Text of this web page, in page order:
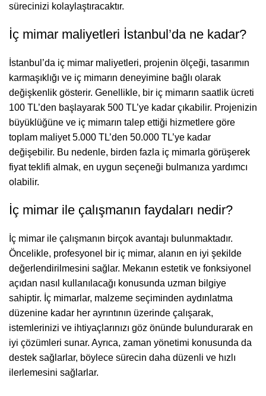
sürecinizi kolaylaştıracaktır.
İç mimar maliyetleri İstanbul’da ne kadar?
İstanbul’da iç mimar maliyetleri, projenin ölçeği, tasarımın
karmaşıklığı ve iç mimarın deneyimine bağlı olarak
değişkenlik gösterir. Genellikle, bir iç mimarın saatlik ücreti
100 TL’den başlayarak 500 TL’ye kadar çıkabilir. Projenizin
büyüklüğüne ve iç mimarın talep ettiği hizmetlere göre
toplam maliyet 5.000 TL’den 50.000 TL’ye kadar
değişebilir. Bu nedenle, birden fazla iç mimarla görüşerek
fiyat teklifi almak, en uygun seçeneği bulmanıza yardımcı
olabilir.
İç mimar ile çalışmanın faydaları nedir?
İç mimar ile çalışmanın birçok avantajı bulunmaktadır.
Öncelikle, profesyonel bir iç mimar, alanın en iyi şekilde
değerlendirilmesini sağlar. Mekanın estetik ve fonksiyonel
açıdan nasıl kullanılacağı konusunda uzman bilgiye
sahiptir. İç mimarlar, malzeme seçiminden aydınlatma
düzenine kadar her ayrıntının üzerinde çalışarak,
istemlerinizi ve ihtiyaçlarınızı göz önünde bulundurarak en
iyi çözümleri sunar. Ayrıca, zaman yönetimi konusunda da
destek sağlarlar, böylece sürecin daha düzenli ve hızlı
ilerlemesini sağlarlar.